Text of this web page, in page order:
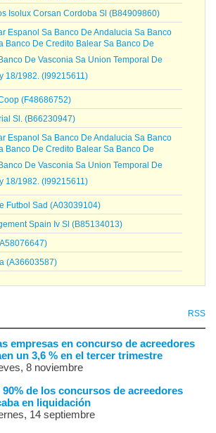
Isolux Corsan Cordoba Sl (B84909860)
Espanol Sa Banco De Andalucia Sa Banco
Banco De Credito Balear Sa Banco De
De Vasconia Sa Union Temporal De
18/1982. (I99215611)
(F48686752)
Sl. (B66230947)
Espanol Sa Banco De Andalucia Sa Banco
Banco De Credito Balear Sa Banco De
De Vasconia Sa Union Temporal De
18/1982. (I99215611)
Futbol Sad (A03039104)
Spain Iv Sl (B85134013)
(A36603587)
RSS
empresas en concurso de acreedores
un 3,6 % en el tercer trimestre
8 noviembre
90% de los concursos de acreedores
en liquidación
14 septiembre